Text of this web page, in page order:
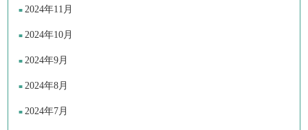
2024年11月
2024年10月
2024年9月
2024年8月
2024年7月